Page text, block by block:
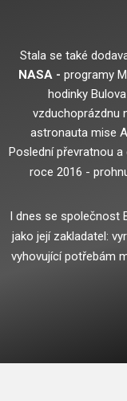
Stala se také
NASA - programy
hodinky
vzduchoprázdnu
astronauta mise
Poslední převratnou
roce 2016 -
I dnes se společnost
jako její zakladatel:
vyhovující potřebám